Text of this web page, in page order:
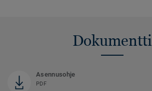
Dokumentti
Asennusohje
PDF